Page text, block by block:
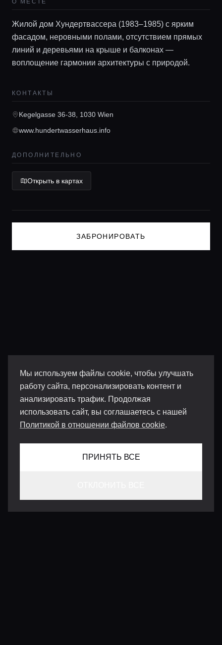
Мы используем файлы cookie, чтобы улучшать
работу сайта, персонализировать контент и
анализировать трафик. Продолжая
использовать сайт, вы соглашаетесь с нашей
Политикой в отношении файлов cookie.
ПРИНЯТЬ ВСЕ
Гиды
Консьерж сервис
Lifestyle журнал
О МЕСТЕ
Жилой дом Хундертвассера (1983–1985) с ярким
фасадом, неровными полами, отсутствием прямых
линий и деревьями на крыше и балконах —
воплощение гармонии архитектуры с природой.
КОНТАКТЫ
Kegelgasse 36-38, 1030 Wien
www.hundertwasserhaus.info
ДОПОЛНИТЕЛЬНО
Открыть в картах
ЗАБРОНИРОВАТЬ